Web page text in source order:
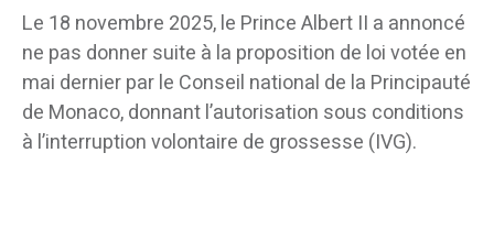
Le 18 novembre 2025, le Prince Albert II a annoncé
ne pas donner suite à la proposition de loi votée en
mai dernier par le Conseil national de la Principauté
de Monaco, donnant l’autorisation sous conditions
à l’interruption volontaire de grossesse (IVG).